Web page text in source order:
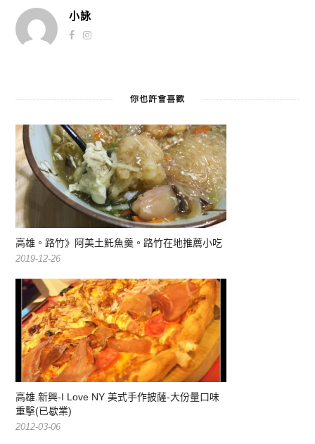
小詠
你也許會喜歡
高雄。路竹》阿美土魠魚羹。路竹在地推薦小吃
2019-12-26
高雄.新興-I Love NY 美式手作披薩-大份量口味
重擊(已歇業)
2012-03-06